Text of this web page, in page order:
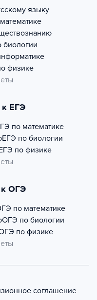
языку
физике
к ЕГЭ
по математике
ЕГЭ по биологии
по физике
к ОГЭ
по математике
ОГЭ по биологии
по физике
соглашение